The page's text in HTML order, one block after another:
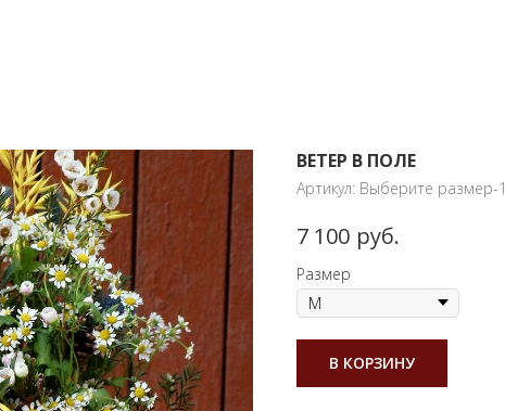
ВЕТЕР В ПОЛЕ
Артикул: Выберите размер-1
7 100 руб.
Размер
В КОРЗИНУ